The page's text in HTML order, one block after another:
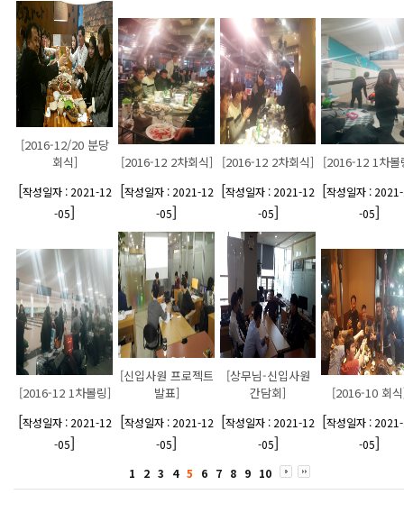
[2016-12/20 분당
회식]
[작성일자 : 2021-12
-05]
[2016-12 2차회식]
[작성일자 : 2021-12
-05]
[2016-12 2차회식]
[작성일자 : 2021-12
-05]
[2016-12 1차볼
[작성일자 :
-05]
[2016-12 1차볼링]
[작성일자 : 2021-12
-05]
[신입사원 프로젝트
발표]
[작성일자 : 2021-12
-05]
[상무님-신입사원
간담회]
[작성일자 : 2021-12
-05]
[2016-10 회
[작성일자 :
-05]
1 2 3 4 5 6 7 8 9 10